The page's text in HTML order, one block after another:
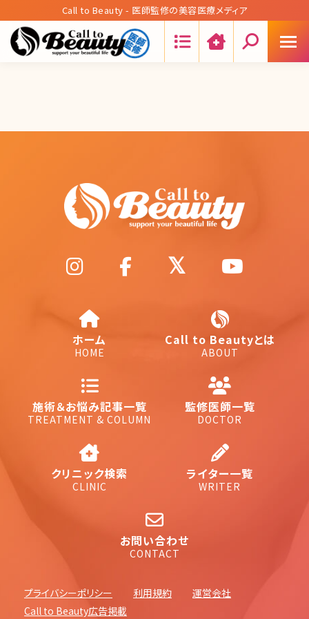
Call to Beauty - 医師監修の美容医療メディア
ホーム
HOME
Call to Beautyとは
ABOUT
施術＆お悩み記事一覧
TREATMENT & COLUMN
監修医師一覧
DOCTOR
クリニック検索
CLINIC
ライター一覧
WRITER
お問い合わせ
CONTACT
プライバシーポリシー 利用規約
運営会社
Call to Beauty広告掲載